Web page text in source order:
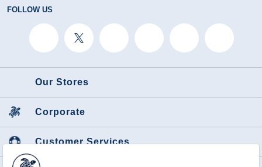
FOLLOW US
Our Stores
Corporate
Customer Services